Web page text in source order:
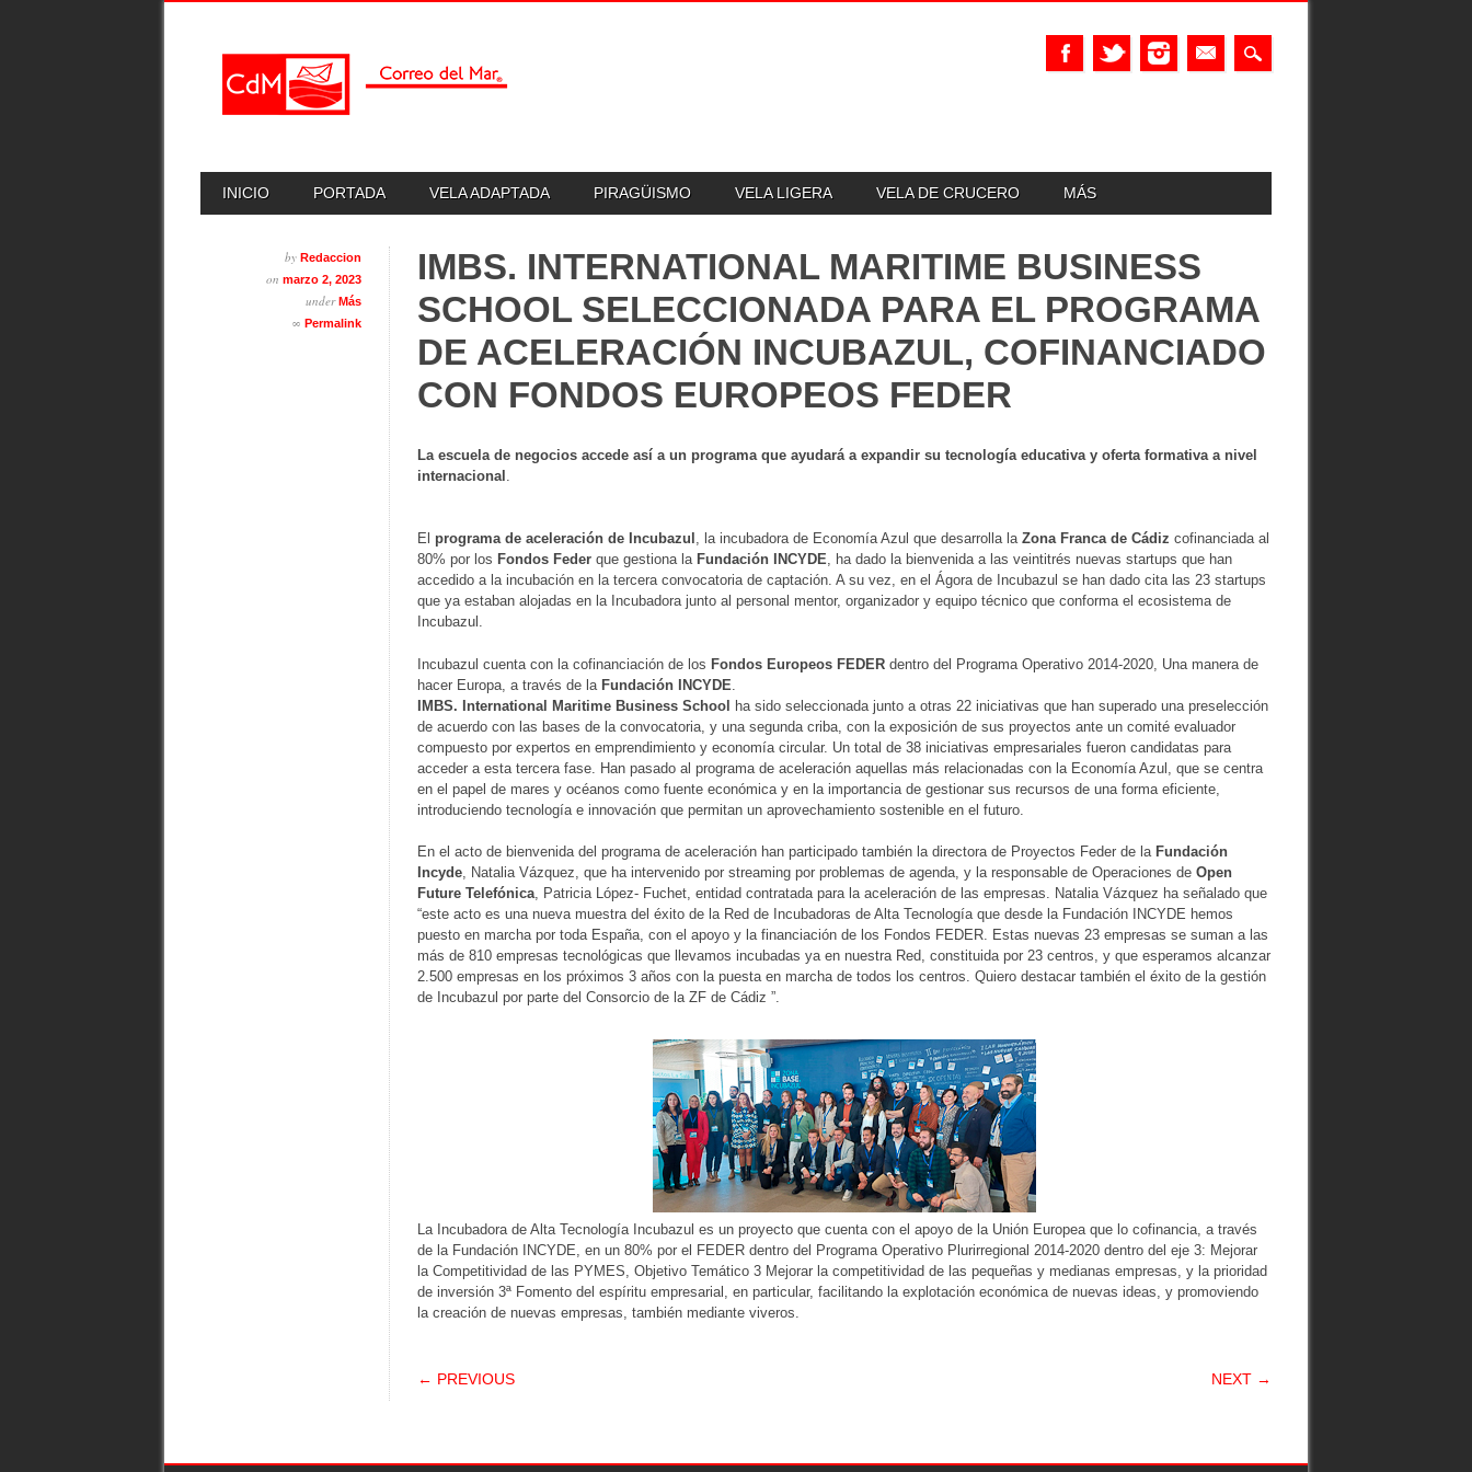
MAIN MENU
INICIO PORTADA VELA ADAPTADA PIRAGÜISMO VELA LIGERA VELA DE CRUCERO MÁS
by Redaccion
on marzo 2, 2023
underMás
∞ Permalink
IMBS. INTERNATIONAL MARITIME BUSINESS
SCHOOL SELECCIONADA PARA EL PROGRAMA
DE ACELERACIÓN INCUBAZUL, COFINANCIADO
CON FONDOS EUROPEOS FEDER
La escuela de negocios accede así a un programa que ayudará a expandir su tecnología educativa y oferta formativa a nivel
internacional
El programa de aceleración de Incubazul , la incubadora de Economía Azul que desarrolla la Zona Franca de Cádiz cofinanciada al
80% por los Fondos Feder que gestiona la Fundación INCYDE, ha dado la bienvenida a las veintitrés nuevas startups que han
accedido a la incubación en la tercera convocatoria de captación. A su vez, en el Ágora de Incubazul se han dado cita las 23 startups
que ya estaban alojadas en la Incubadora junto al personal mentor, organizador y equipo técnico que conforma el ecosistema de
Incubazul.
Incubazul cuenta con la cofinanciación de los Fondos Europeos FEDER dentro del Programa Operativo 2014-2020, Una manera de
hacer Europa, a través de la Fundación INCYDE
IMBS. International Maritime Business School ha sido seleccionada junto a otras 22 iniciativas que han superado una preselección
de acuerdo con las bases de la convocatoria, y una segunda criba, con la exposición de sus proyectos ante un comité evaluador
compuesto por expertos en emprendimiento y economía circular. Un total de 38 iniciativas empresariales fueron candidatas para
acceder a esta tercera fase. Han pasado al programa de aceleración aquellas más relacionadas con la Economía Azul, que se centra
en el papel de mares y océanos como fuente económica y en la importancia de gestionar sus recursos de una forma eficiente,
introduciendo tecnología e innovación que permitan un aprovechamiento sostenible en el futuro.
En el acto de bienvenida del programa de aceleración han participado también la directora de Proyectos Feder de la Fundación
Incyde, Natalia Vázquez, que ha intervenido por streaming por problemas de agenda, y la responsable de Operaciones de Open
Future Telefónica, Patricia López- Fuchet, entidad contratada para la aceleración de las empresas. Natalia Vázquez ha señalado que
“este acto es una nueva muestra del éxito de la Red de Incubadoras de Alta Tecnología que desde la Fundación INCYDE hemos
puesto en marcha por toda España, con el apoyo y la financiación de los Fondos FEDER. Estas nuevas 23 empresas se suman a las
más de 810 empresas tecnológicas que llevamos incubadas ya en nuestra Red, constituida por 23 centros, y que esperamos alcanzar
2.500 empresas en los próximos 3 años con la puesta en marcha de todos los centros. Quiero destacar también el éxito de la gestión
de Incubazul por parte del Consorcio de la ZF de Cádiz ”.
La Incubadora de Alta Tecnología Incubazul es un proyecto que cuenta con el apoyo de la Unión Europea que lo cofinancia, a través
de la Fundación INCYDE, en un 80% por el FEDER dentro del Programa Operativo Plurirregional 2014-2020 dentro del eje 3: Mejorar
la Competitividad de las PYMES, Objetivo Temático 3 Mejorar la competitividad de las pequeñas y medianas empresas, y la prioridad
de inversión 3ª Fomento del espíritu empresarial, en particular, facilitando la explotación económica de nuevas ideas, y promoviendo
la creación de nuevas empresas, también mediante viveros.
POST NAVIGATION
← PREVIOUS NEXT →